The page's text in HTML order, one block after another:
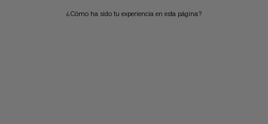
¿Cómo ha sido tu experiencia en esta página?